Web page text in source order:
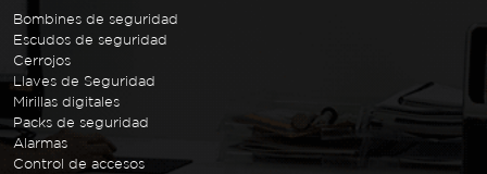
Bombines de seguridad
Escudos de seguridad
Cerrojos
Llaves de Seguridad
Mirillas digitales
Packs de seguridad
Alarmas
Control de accesos